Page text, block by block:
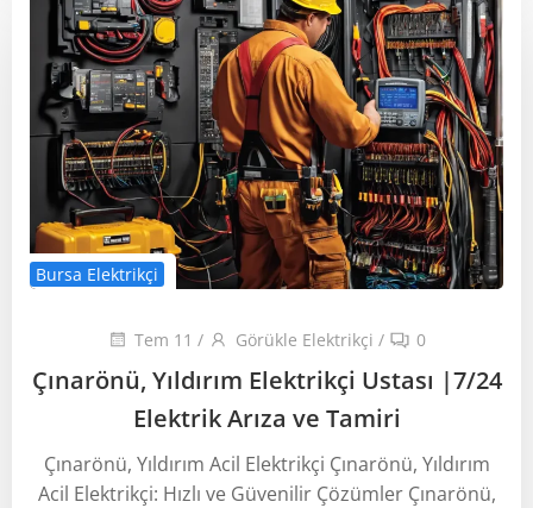
Bursa Elektrikçi
Tem 11 / Görükle Elektrikçi / 0
Çınarönü, Yıldırım Elektrikçi Ustası ‎|7/24
Elektrik Arıza ve Tamiri
Çınarönü, Yıldırım Acil Elektrikçi Çınarönü, Yıldırım
Acil Elektrikçi: Hızlı ve Güvenilir Çözümler Çınarönü,